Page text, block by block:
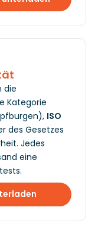
die
Kategorie
ISO
des Gesetzes
Jedes
eine